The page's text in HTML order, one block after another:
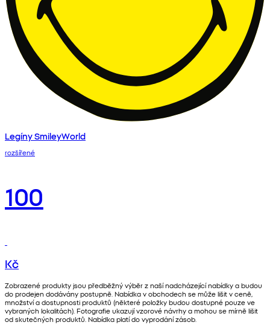
Legíny SmileyWorld
rozšířené
100
Kč
Zobrazené produkty jsou předběžný výběr z naší nadcházející nabídky a budou
do prodejen dodávány postupně. Nabídka v obchodech se může lišit v ceně,
množství a dostupnosti produktů (některé položky budou dostupné pouze ve
vybraných lokalitách). Fotografie ukazují vzorové návrhy a mohou se mírně lišit
od skutečných produktů. Nabídka platí do vyprodání zásob.